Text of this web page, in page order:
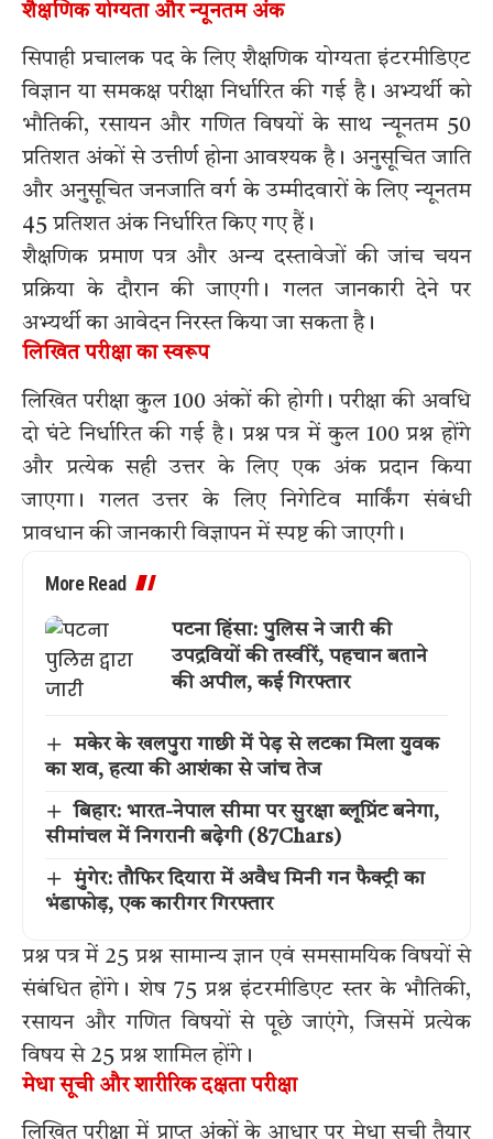
शैक्षणिक योग्यता और न्यूनतम अंक
सिपाही प्रचालक पद के लिए शैक्षणिक योग्यता इंटरमीडिएट
विज्ञान या समकक्ष परीक्षा निर्धारित की गई है। अभ्यर्थी को
भौतिकी, रसायन और गणित विषयों के साथ न्यूनतम 50
प्रतिशत अंकों से उत्तीर्ण होना आवश्यक है। अनुसूचित जाति
और अनुसूचित जनजाति वर्ग के उम्मीदवारों के लिए न्यूनतम
45 प्रतिशत अंक निर्धारित किए गए हैं।
शैक्षणिक प्रमाण पत्र और अन्य दस्तावेजों की जांच चयन
प्रक्रिया के दौरान की जाएगी। गलत जानकारी देने पर
अभ्यर्थी का आवेदन निरस्त किया जा सकता है।
लिखित परीक्षा का स्वरूप
लिखित परीक्षा कुल 100 अंकों की होगी। परीक्षा की अवधि
दो घंटे निर्धारित की गई है। प्रश्न पत्र में कुल 100 प्रश्न होंगे
और प्रत्येक सही उत्तर के लिए एक अंक प्रदान किया
जाएगा। गलत उत्तर के लिए निगेटिव मार्किंग संबंधी
प्रावधान की जानकारी विज्ञापन में स्पष्ट की जाएगी।
More Read
पटना हिंसा: पुलिस ने जारी की
उपद्रवियों की तस्वीरें, पहचान बताने
की अपील, कई गिरफ्तार
मकेर के खलपुरा गाछी में पेड़ से लटका मिला युवक
का शव, हत्या की आशंका से जांच तेज
बिहार: भारत-नेपाल सीमा पर सुरक्षा ब्लूप्रिंट बनेगा,
सीमांचल में निगरानी बढ़ेगी (87Chars)
मुंगेर: तौफिर दियारा में अवैध मिनी गन फैक्ट्री का
भंडाफोड़, एक कारीगर गिरफ्तार
प्रश्न पत्र में 25 प्रश्न सामान्य ज्ञान एवं समसामयिक विषयों से
संबंधित होंगे। शेष 75 प्रश्न इंटरमीडिएट स्तर के भौतिकी,
रसायन और गणित विषयों से पूछे जाएंगे, जिसमें प्रत्येक
विषय से 25 प्रश्न शामिल होंगे।
मेधा सूची और शारीरिक दक्षता परीक्षा
लिखित परीक्षा में प्राप्त अंकों के आधार पर मेधा सूची तैयार